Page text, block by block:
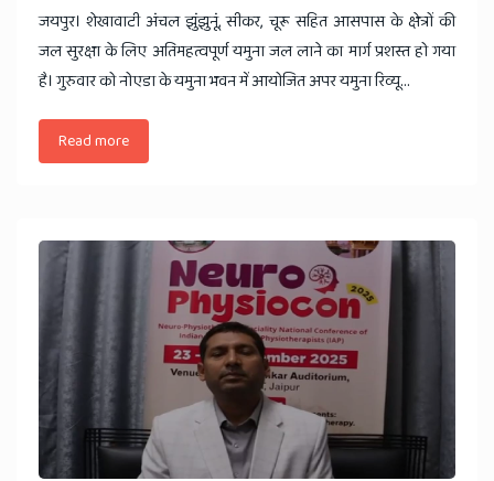
जयपुर। शेखावाटी अंचल झुंझुनूं, सीकर, चूरू सहित आसपास के क्षेत्रों की
जल सुरक्षा के लिए अतिमहत्वपूर्ण यमुना जल लाने का मार्ग प्रशस्त हो गया
है। गुरुवार को नोएडा के यमुना भवन में आयोजित अपर यमुना रिव्यू...
Read more